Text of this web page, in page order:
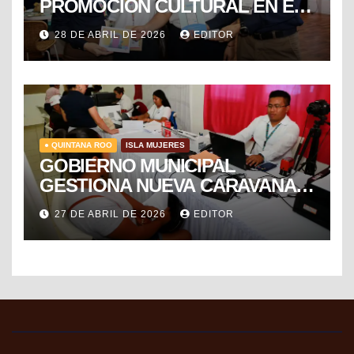
PROMOCIÓN CULTURAL EN EL
TIANGUIS TURÍSTICO DE
MÉXICO
28 DE ABRIL DE 2026 EDITOR
● QUINTANA ROO ISLA MUJERES
GOBIERNO MUNICIPAL
GESTIONA NUEVA CARAVANA
DE FORMALIZACIÓN Y
PROGRESO DEL SAT PARA
FACILITAR TRÁMITES FISCALES
27 DE ABRIL DE 2026 EDITOR